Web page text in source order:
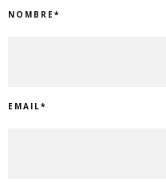
NOMBRE*
EMAIL*